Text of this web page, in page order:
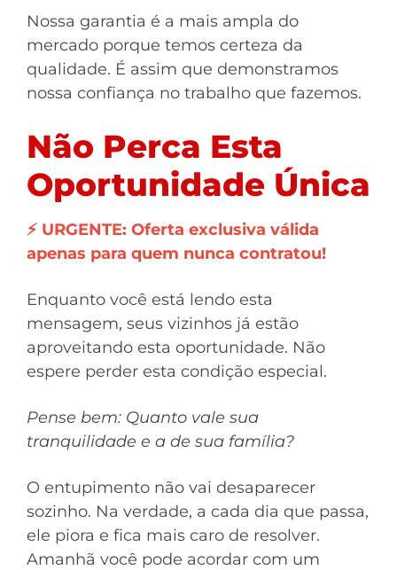
Nossa garantia é a mais ampla do
mercado porque temos certeza da
qualidade. É assim que demonstramos
nossa confiança no trabalho que fazemos.
Não Perca Esta
Oportunidade Única
⚡ URGENTE: Oferta exclusiva válida
apenas para quem nunca contratou!
Enquanto você está lendo esta
mensagem, seus vizinhos já estão
aproveitando esta oportunidade. Não
espere perder esta condição especial.
Pense bem: Quanto vale sua
tranquilidade e a de sua família?
O entupimento não vai desaparecer
sozinho. Na verdade, a cada dia que passa,
ele piora e fica mais caro de resolver.
Amanhã você pode acordar com um